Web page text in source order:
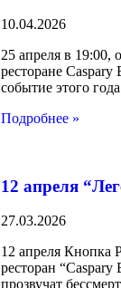
10.04.2026
25 апреля в 19:00,
ресторане Caspary
событие этого
Подробнее »
12 апреля
27.03.2026
12 апреля Кнопка
ресторан “Caspary
прозвучат